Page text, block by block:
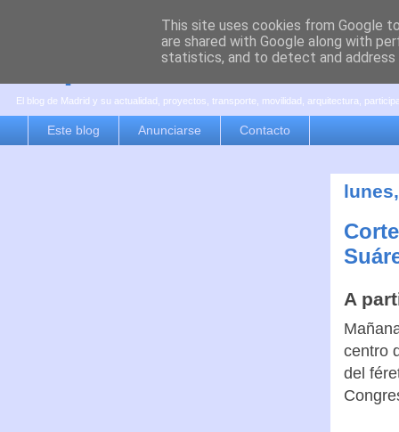
es por madrid
El blog de Madrid y su actualidad, proyectos, transporte, movilidad, arquitectura,
Este blog Anunciarse Contacto
A
centro
del
This site uses cookies from Google
are shared with Google along with
statistics, and to detect and address